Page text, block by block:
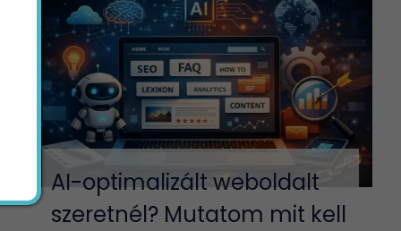
AI-optimalizált weboldalt
szeretnél? Mutatom mit kell